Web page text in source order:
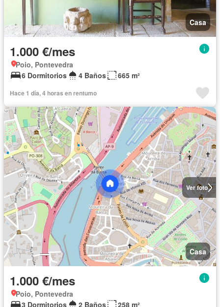
Casa
1.000 €/mes
Poio, Pontevedra
6 Dormitorios
4 Baños 665 m²
Hace 1 día, 4 horas en rentumo
Ver foto
Casa
1.000 €/mes
Poio, Pontevedra
3 Dormitorios
2 Baños
258 m²